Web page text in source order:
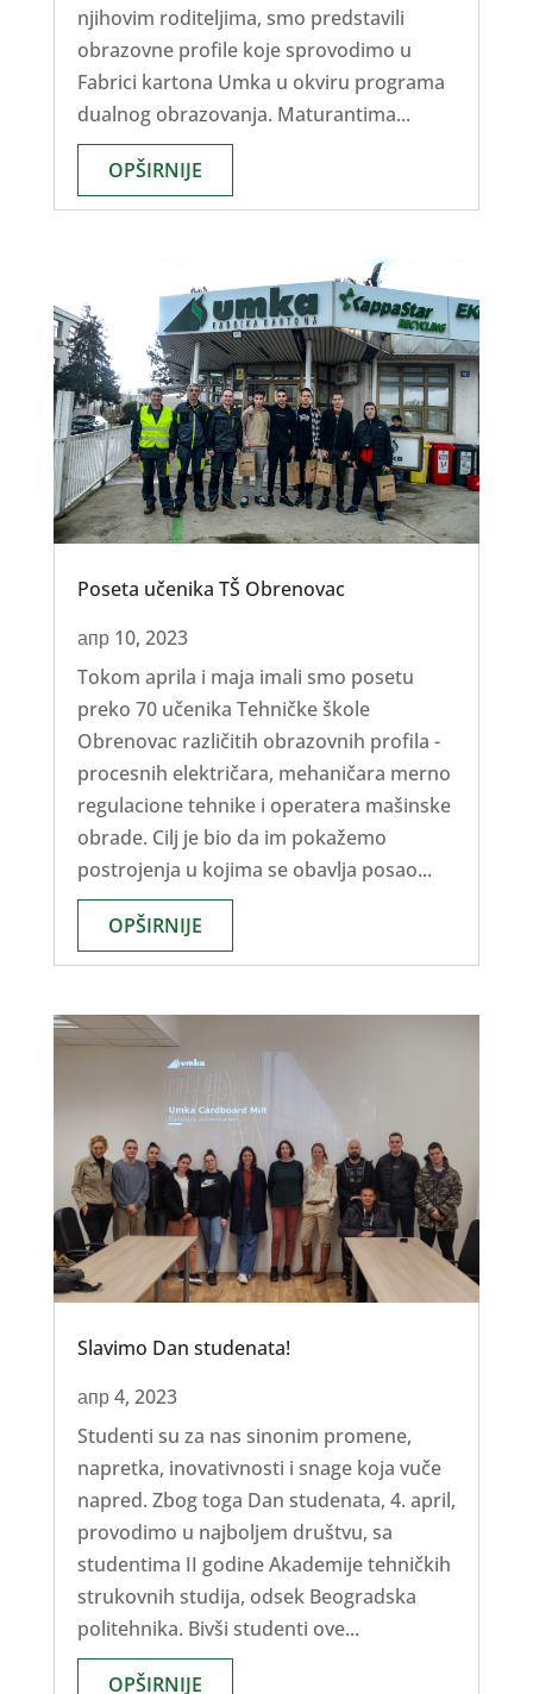
njihovim roditeljima, smo predstavili
obrazovne profile koje sprovodimo u
Fabrici kartona Umka u okviru programa
dualnog obrazovanja. Maturantima...
OPŠIRNIJE
Poseta učenika TŠ Obrenovac
апр 10, 2023
Tokom aprila i maja imali smo posetu
preko 70 učenika Tehničke škole
Obrenovac različitih obrazovnih profila -
procesnih električara, mehaničara merno
regulacione tehnike i operatera mašinske
obrade. Cilj je bio da im pokažemo
postrojenja u kojima se obavlja posao...
OPŠIRNIJE
Slavimo Dan studenata!
апр 4, 2023
Studenti su za nas sinonim promene,
napretka, inovativnosti i snage koja vuče
napred. Zbog toga Dan studenata, 4. april,
provodimo u najboljem društvu, sa
studentima II godine Akademije tehničkih
strukovnih studija, odsek Beogradska
politehnika. Bivši studenti ove...
OPŠIRNIJE